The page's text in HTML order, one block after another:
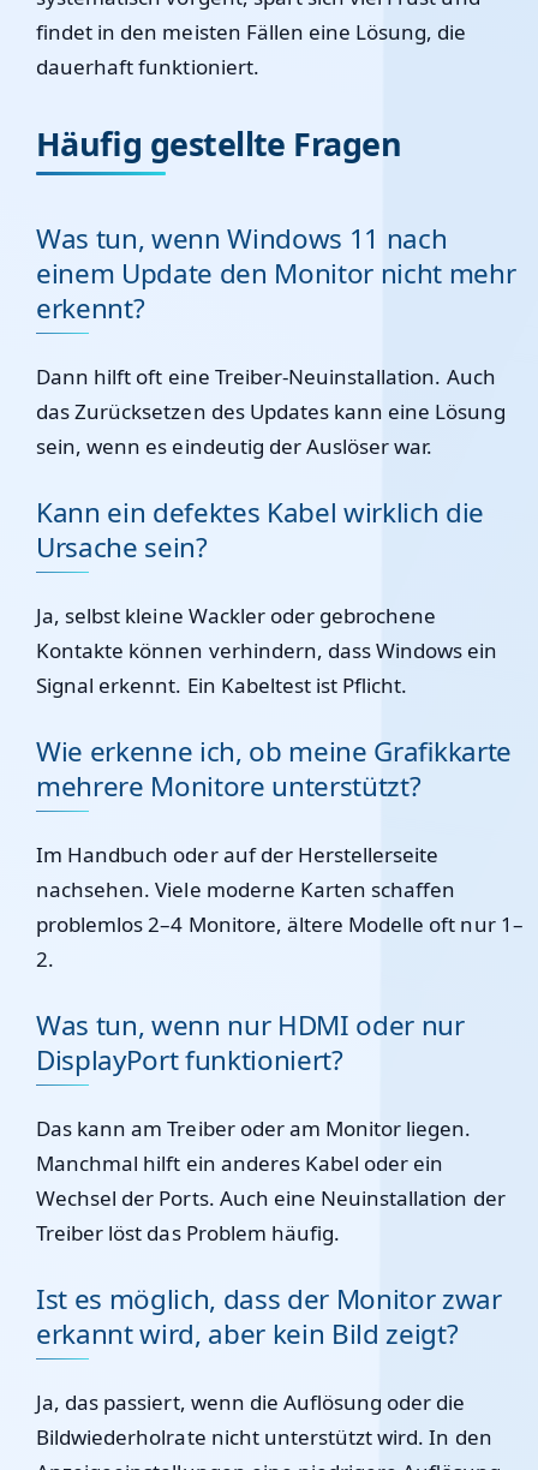
findet in den meisten Fällen eine Lösung, die
dauerhaft funktioniert.
Häufig gestellte Fragen
Was tun, wenn Windows 11 nach
einem Update den Monitor nicht mehr
erkennt?
Dann hilft oft eine Treiber-Neuinstallation. Auch
das Zurücksetzen des Updates kann eine Lösung
sein, wenn es eindeutig der Auslöser war.
Kann ein defektes Kabel wirklich die
Ursache sein?
Ja, selbst kleine Wackler oder gebrochene
Kontakte können verhindern, dass Windows ein
Signal erkennt. Ein Kabeltest ist Pflicht.
Wie erkenne ich, ob meine Grafikkarte
mehrere Monitore unterstützt?
Im Handbuch oder auf der Herstellerseite
nachsehen. Viele moderne Karten schaffen
problemlos 2–4 Monitore, ältere Modelle oft nur 1–
2.
Was tun, wenn nur HDMI oder nur
DisplayPort funktioniert?
Das kann am Treiber oder am Monitor liegen.
Manchmal hilft ein anderes Kabel oder ein
Wechsel der Ports. Auch eine Neuinstallation der
Treiber löst das Problem häufig.
Ist es möglich, dass der Monitor zwar
erkannt wird, aber kein Bild zeigt?
Ja, das passiert, wenn die Auflösung oder die
Bildwiederholrate nicht unterstützt wird. In den